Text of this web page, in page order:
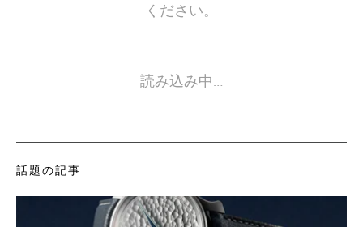
ください。
読み込み中…
話題の記事